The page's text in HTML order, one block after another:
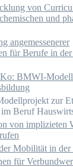
von
und
angemessenerer
für Berufe in der
BMWI-
zur
Beruf
von implizieten
Mobilität in
für